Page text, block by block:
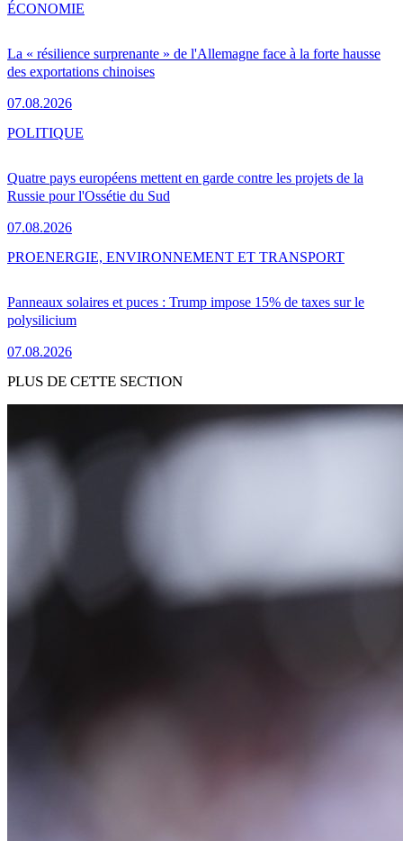
La « résilience surprenante » de l'Allemagne face à la forte hausse
des exportations chinoises
07.08.2026
ÉCONOMIE
Quatre pays européens mettent en garde contre les projets de la
Russie pour l'Ossétie du Sud
07.08.2026
POLITIQUE
Panneaux solaires et puces : Trump impose 15% de taxes sur le
polysilicium
07.08.2026
PROENERGIE, ENVIRONNEMENT ET TRANSPORT
PLUS DE CETTE SECTION